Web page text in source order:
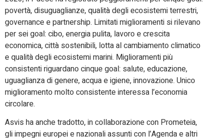
povertà, disuguaglianze, qualità degli ecosistemi terrestri,
governance e partnership. Limitati miglioramenti si rilevano
per sei goal: cibo, energia pulita, lavoro e crescita
economica, città sostenibili, lotta al cambiamento climatico
e qualità degli ecosistemi marini. Miglioramenti più
consistenti riguardano cinque goal: salute, educazione,
uguaglianza di genere, acqua e igiene, innovazione. Unico
miglioramento molto consistente interessa l’economia
circolare.
Asvis ha anche tradotto, in collaborazione con Prometeia,
gli impegni europei e nazionali assunti con l’Agenda e altri